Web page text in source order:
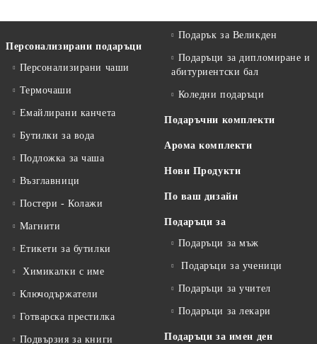
Персонализирани подаръци
Персонализирани чаши
Термочаши
Емайлирани канчета
Бутилки за вода
Подложка за чаша
Възглавници
Постери - Колажи
Магнити
Етикети за бутилки
Химикалки с име
Ключодържатели
Готварска престилка
Подвързия за книги
Подарък за Великден
Подаръци за дипломиране и
абитуриентски бал
Коледни подаръци
Подаръчни комплекти
Арома комплекти
Нови Продукти
По ваш дизайн
Подаръци за
Подаръци за мъж
Подаръци за ученици
Подаръци за учител
Подаръци за лекари
Подаръци за имен ден